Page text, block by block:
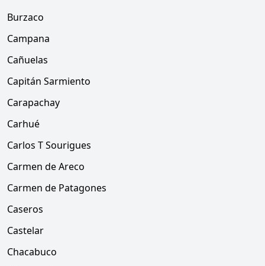
Burzaco
Campana
Cañuelas
Capitán Sarmiento
Carapachay
Carhué
Carlos T Sourigues
Carmen de Areco
Carmen de Patagones
Caseros
Castelar
Chacabuco